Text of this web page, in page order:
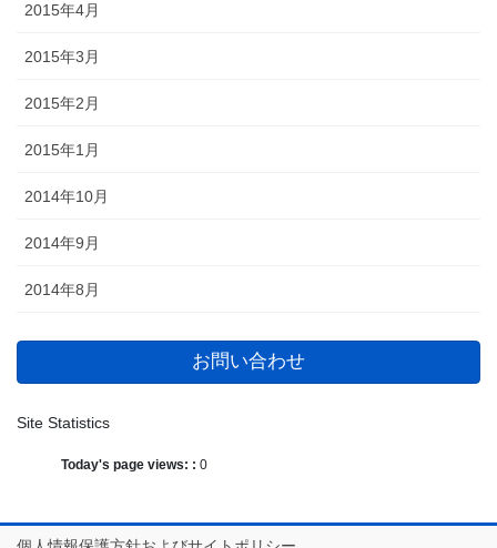
2015年4月
2015年3月
2015年2月
2015年1月
2014年10月
2014年9月
2014年8月
お問い合わせ
Site Statistics
Today's page views: : 0